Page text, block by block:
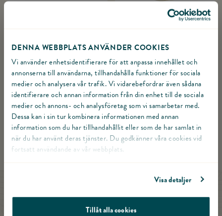
DENNA WEBBPLATS ANVÄNDER COOKIES
Vi använder enhetsidentifierare för att anpassa innehållet och
annonserna till användarna, tillhandahålla funktioner för sociala
medier och analysera vår trafik. Vi vidarebefordrar även sådana
identifierare och annan information från din enhet till de sociala
medier och annons- och analysföretag som vi samarbetar med.
Dessa kan i sin tur kombinera informationen med annan
information som du har tillhandahållit eller som de har samlat in
när du har använt deras tjänster. Du godkänner våra cookies vid
fortsatt användande av vår webbplats.
Visa detaljer
Tillåt alla cookies
HEL FÄRSK KALKON
HELGKALKON AV
BRÖST
HELGSKINKA AV
KALKONLÅR
Till startsidan